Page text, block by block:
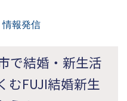
情報発信
で結婚・新生活
むFUJI結婚新生